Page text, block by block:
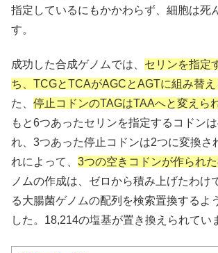
指定しているにもかかわらず、細胞は死
す。
成功した合成ゲノムでは、 セリンを指定
ち、TCGとTCAがAGCとAGTに組み替え
た、 停止コドンのTAGはTAAへと変えら
もと6つあったセリンを指定するコドン
れ、3つあった停止コドンは2つに変換さ
れによって、 3つの空きコドンが作られ
ノムの作成は、ゼロから積み上げたわけ
る大腸菌ゲノムの配列を検索置換するよ
した。18,214の塩基が置き換えられてい